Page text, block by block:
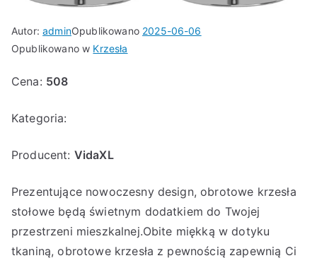
Autor:adminOpublikowano 2025-06-06
Opublikowano w Krzesła
Cena: 508
Kategoria:
Producent: VidaXL
Prezentujące nowoczesny design, obrotowe krzesła
stołowe będą świetnym dodatkiem do Twojej
przestrzeni mieszkalnej.Obite miękką w dotyku
tkaniną, obrotowe krzesła z pewnością zapewnią Ci